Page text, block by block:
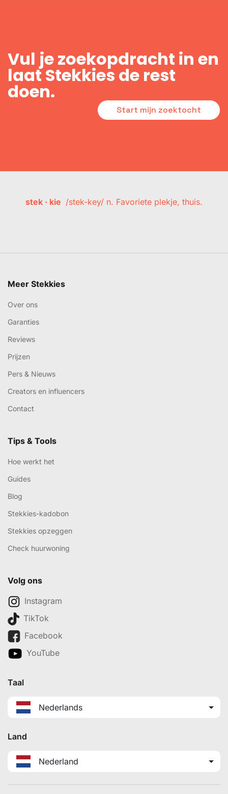
Vul je zoekopdracht in en
laat Stekkies de rest
doen.
Start mijn zoektocht
stek · kie /stek-key/ n. Favoriete plekje, thuis.
Meer Stekkies
Over ons
Garanties
Reviews
Prijzen
Pers & Nieuws
Creators en influencers
Contact
Tips & Tools
Hoe werkt het
Guides
Blog
Stekkies-kadobon
Stekkies opzeggen
Check huurwoning
Volg ons
Instagram
TikTok
Facebook
YouTube
Taal
Nederlands
Land
Nederland